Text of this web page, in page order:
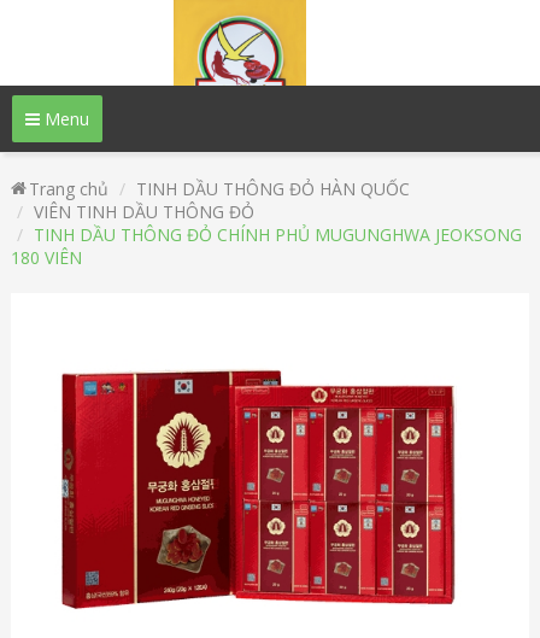
Menu
Trang chủ
TINH DẦU THÔNG ĐỎ HÀN QUỐC
VIÊN TINH DẦU THÔNG ĐỎ
TINH DẦU THÔNG ĐỎ CHÍNH PHỦ MUGUNGHWA JEOKSONG
180 VIÊN